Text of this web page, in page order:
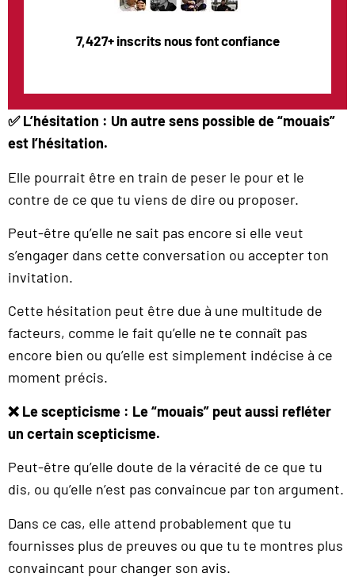
7,427+ inscrits nous font confiance
✅ L’hésitation : Un autre sens possible de “mouais”
est l’hésitation.
Elle pourrait être en train de peser le pour et le
contre de ce que tu viens de dire ou proposer.
Peut-être qu’elle ne sait pas encore si elle veut
s’engager dans cette conversation ou accepter ton
invitation.
Cette hésitation peut être due à une multitude de
facteurs, comme le fait qu’elle ne te connaît pas
encore bien ou qu’elle est simplement indécise à ce
moment précis.
❌ Le scepticisme : Le “mouais” peut aussi refléter
un certain scepticisme.
Peut-être qu’elle doute de la véracité de ce que tu
dis, ou qu’elle n’est pas convaincue par ton argument.
Dans ce cas, elle attend probablement que tu
fournisses plus de preuves ou que tu te montres plus
convaincant pour changer son avis.